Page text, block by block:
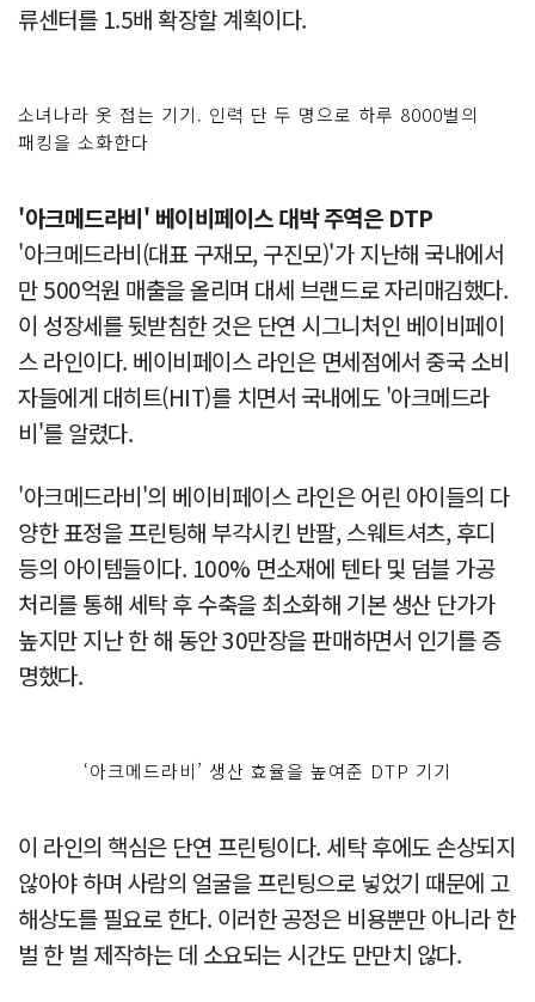
류센터를 1.5배 확장할 계획이다.
소녀나라 옷 접는 기기. 인력 단 두 명으로 하루 8000벌의
패킹을 소화한다
'아크메드라비' 베이비페이스 대박 주역은 DTP
'아크메드라비(대표 구재모, 구진모)'가 지난해 국내에서
만 500억원 매출을 올리며 대세 브랜드로 자리매김했다.
이 성장세를 뒷받침한 것은 단연 시그니처인 베이비페이
스 라인이다. 베이비페이스 라인은 면세점에서 중국 소비
자들에게 대히트(HIT)를 치면서 국내에도 '아크메드라
비'를 알렸다.
'아크메드라비'의 베이비페이스 라인은 어린 아이들의 다
양한 표정을 프린팅해 부각시킨 반팔, 스웨트셔츠, 후디
등의 아이템들이다. 100% 면소재에 텐타 및 덤블 가공
처리를 통해 세탁 후 수축을 최소화해 기본 생산 단가가
높지만 지난 한 해 동안 30만장을 판매하면서 인기를 증
명했다.
‘아크메드라비’ 생산 효율을 높여준 DTP 기기
이 라인의 핵심은 단연 프린팅이다. 세탁 후에도 손상되지
않아야 하며 사람의 얼굴을 프린팅으로 넣었기 때문에 고
해상도를 필요로 한다. 이러한 공정은 비용뿐만 아니라 한
벌 한 벌 제작하는 데 소요되는 시간도 만만치 않다.